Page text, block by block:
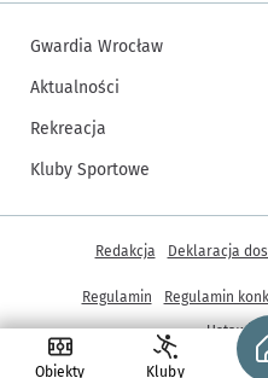
Obiekty Kluby
Gwardia Wrocław
Aktualności
Rekreacja
Kluby Sportowe
Inne informacje
Redakcja Deklaracja
Regulamin Regulamin